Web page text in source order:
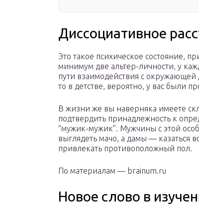
Диссоциативное
Это такое психическое состояние,
минимум две альтер-личности, у
пути взаимодействия с окружающей
то в детстве, вероятно, у вас были
В жизни же вы наверняка имеете
подтвердить принадлежность к
“мужик-мужик”. Мужчины с этой
выглядеть мачо, а дамы — казаться
привлекать противоположный пол.
По материалам — brainum.ru
Новое слово в